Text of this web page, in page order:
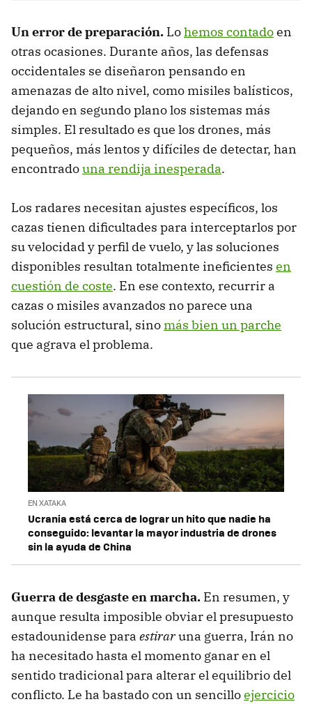
Un error de preparación. Lohemos contadoen
otras ocasiones. Durante años, las defensas
occidentales se diseñaron pensando en
amenazas de alto nivel, como misiles balísticos,
dejando en segundo plano los sistemas más
simples. El resultado es que los drones, más
pequeños, más lentos y difíciles de detectar, han
encontradouna rendija inesperada.
Los radares necesitan ajustes específicos, los
cazas tienen dificultades para interceptarlos por
su velocidad y perfil de vuelo, y las soluciones
disponibles resultan totalmente ineficientes en
cuestión de coste. En ese contexto, recurrir a
cazas o misiles avanzados no parece una
solución estructural, sinomás bien un parche
que agrava el problema.
EN XATAKA
Ucrania está cerca de lograr un hito que nadie ha
conseguido: levantar la mayor industria de drones
sin la ayuda de China
Guerra de desgaste en marcha. En resumen, y
aunque resulta imposible obviar el presupuesto
estadounidense para estiraruna guerra, Irán no
ha necesitado hasta el momento ganar en el
sentido tradicional para alterar el equilibrio del
conflicto. Le ha bastado con un sencilloejercicio